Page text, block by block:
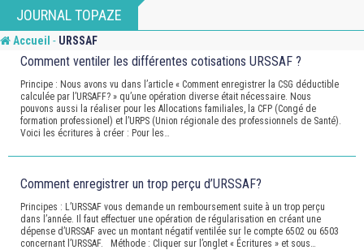
to
content
JOURNAL TOPAZE
Accueil - URSSAF
Comment ventiler les différentes cotisations URSSAF ?
Principe : Nous avons vu dans l’article « Comment enregistrer la CSG déductible
calculée par l’URSAFF? » qu’une opération diverse était nécessaire. Nous
pouvons aussi la réaliser pour les Allocations familiales, la CFP (Congé de
formation professionel) et l’URPS (Union régionale des professionnels de Santé).
Voici les écritures à créer : Pour les…
Comment enregistrer un trop perçu d’URSSAF?
Principes : L’URSSAF vous demande un remboursement suite à un trop perçu
dans l’année. Il faut effectuer une opération de régularisation en créant une
dépense d’URSSAF avec un montant négatif ventilée sur le compte 6502 ou 6503
concernant l’URSSAF. Méthode : Cliquer sur l’onglet « Écritures » et sous…